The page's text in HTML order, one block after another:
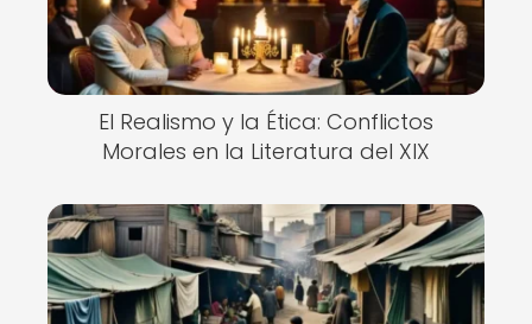
El Realismo y la Ética: Conflictos
Morales en la Literatura del XIX